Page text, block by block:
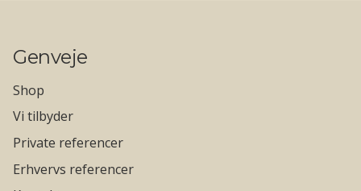
Genveje
Shop
Vi tilbyder
Private referencer
Erhvervs referencer